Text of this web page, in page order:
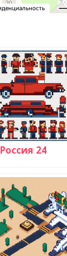
Россия 24